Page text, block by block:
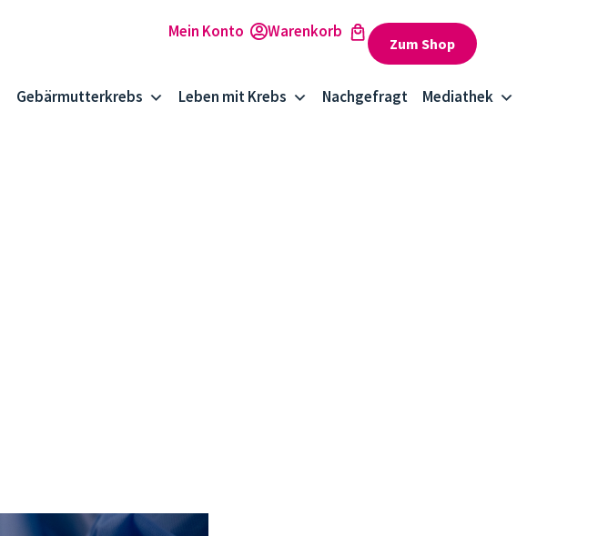
Zum Shop
Gebärmutterkrebs Leben mit Krebs Nachgefragt Mediathek